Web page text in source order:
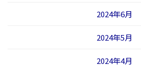
2024年6月
2024年5月
2024年4月